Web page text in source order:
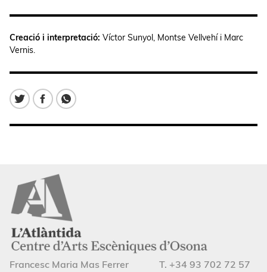
Creació i interpretació: Víctor Sunyol, Montse Vellvehíi Marc
Vernis.
Francesc Maria Mas Ferrer
T. +34 93 702 72 57